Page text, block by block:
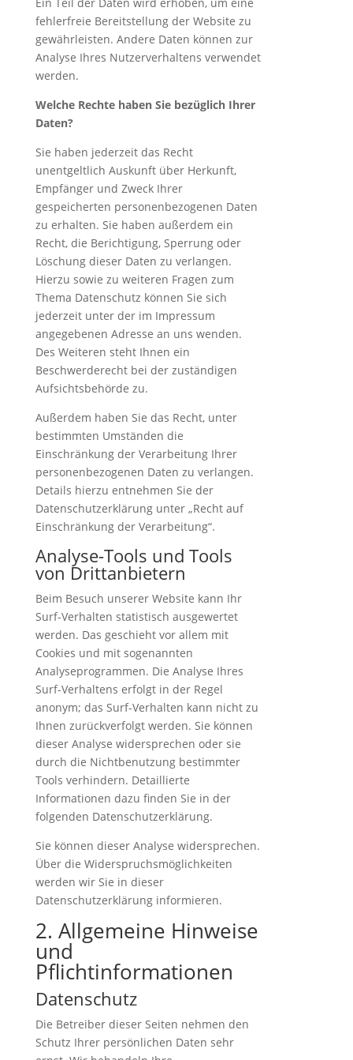
fehlerfreie Bereitstellung der Website zu
gewährleisten. Andere Daten können zur
Analyse Ihres Nutzerverhaltens verwendet
werden.
Welche Rechte haben Sie bezüglich Ihrer
Daten?
Sie haben jederzeit das Recht
unentgeltlich Auskunft über Herkunft,
Empfänger und Zweck Ihrer
gespeicherten personenbezogenen Daten
zu erhalten. Sie haben außerdem ein
Recht, die Berichtigung, Sperrung oder
Löschung dieser Daten zu verlangen.
Hierzu sowie zu weiteren Fragen zum
Thema Datenschutz können Sie sich
jederzeit unter der im Impressum
angegebenen Adresse an uns wenden.
Des Weiteren steht Ihnen ein
Beschwerderecht bei der zuständigen
Aufsichtsbehörde zu.
Außerdem haben Sie das Recht, unter
bestimmten Umständen die
Einschränkung der Verarbeitung Ihrer
personenbezogenen Daten zu verlangen.
Details hierzu entnehmen Sie der
Datenschutzerklärung unter „Recht auf
Einschränkung der Verarbeitung“.
Analyse-Tools und Tools
von Drittanbietern
Beim Besuch unserer Website kann Ihr
Surf-Verhalten statistisch ausgewertet
werden. Das geschieht vor allem mit
Cookies und mit sogenannten
Analyseprogrammen. Die Analyse Ihres
Surf-Verhaltens erfolgt in der Regel
anonym; das Surf-Verhalten kann nicht zu
Ihnen zurückverfolgt werden. Sie können
dieser Analyse widersprechen oder sie
durch die Nichtbenutzung bestimmter
Tools verhindern. Detaillierte
Informationen dazu finden Sie in der
folgenden Datenschutzerklärung.
Sie können dieser Analyse widersprechen.
Über die Widerspruchsmöglichkeiten
werden wir Sie in dieser
Datenschutzerklärung informieren.
2. Allgemeine Hinweise
und
Pflichtinformationen
Datenschutz
Die Betreiber dieser Seiten nehmen den
Schutz Ihrer persönlichen Daten sehr